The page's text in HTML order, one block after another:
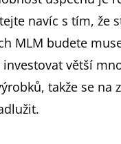
navíc s tím, že
MLM budete
větší
takže se na